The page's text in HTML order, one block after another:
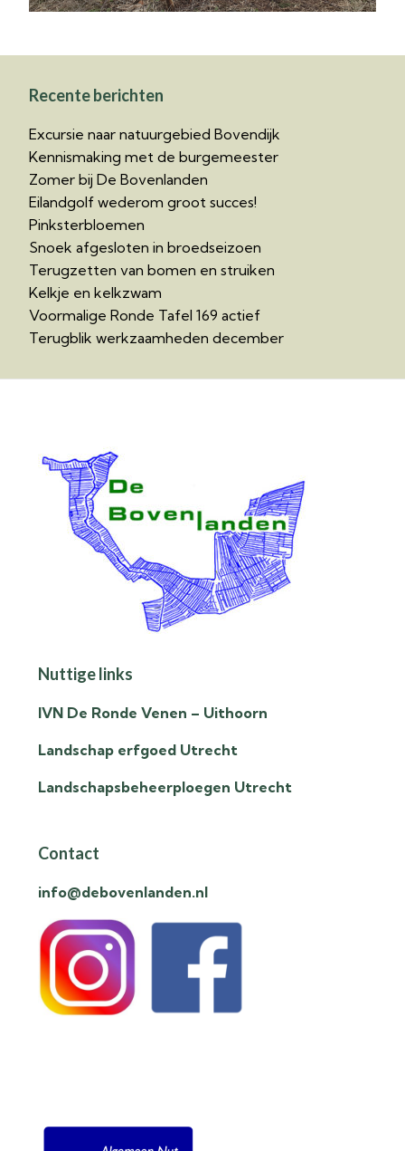
Recente berichten
Excursie naar natuurgebied Bovendijk
Kennismaking met de burgemeester
Zomer bij De Bovenlanden
Eilandgolf wederom groot succes!
Pinksterbloemen
Snoek afgesloten in broedseizoen
Terugzetten van bomen en struiken
Kelkje en kelkzwam
Voormalige Ronde Tafel 169 actief
Terugblik werkzaamheden december
Nuttige links
IVN De Ronde Venen – Uithoorn
Landschap erfgoed Utrecht
Landschapsbeheerploegen Utrecht
Contact
info@debovenlanden.nl